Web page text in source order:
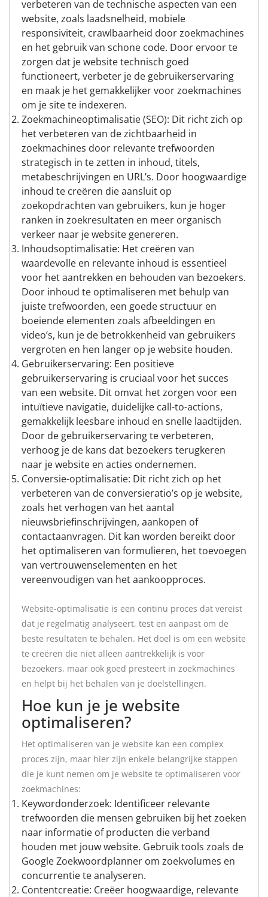
verbeteren van de technische aspecten van een
website, zoals laadsnelheid, mobiele
responsiviteit, crawlbaarheid door zoekmachines
en het gebruik van schone code. Door ervoor te
zorgen dat je website technisch goed
functioneert, verbeter je de gebruikerservaring
en maak je het gemakkelijker voor zoekmachines
om je site te indexeren.
Zoekmachineoptimalisatie (SEO): Dit richt zich op
het verbeteren van de zichtbaarheid in
zoekmachines door relevante trefwoorden
strategisch in te zetten in inhoud, titels,
metabeschrijvingen en URL’s. Door hoogwaardige
inhoud te creëren die aansluit op
zoekopdrachten van gebruikers, kun je hoger
ranken in zoekresultaten en meer organisch
verkeer naar je website genereren.
Inhoudsoptimalisatie: Het creëren van
waardevolle en relevante inhoud is essentieel
voor het aantrekken en behouden van bezoekers.
Door inhoud te optimaliseren met behulp van
juiste trefwoorden, een goede structuur en
boeiende elementen zoals afbeeldingen en
video’s, kun je de betrokkenheid van gebruikers
vergroten en hen langer op je website houden.
Gebruikerservaring: Een positieve
gebruikerservaring is cruciaal voor het succes
van een website. Dit omvat het zorgen voor een
intuïtieve navigatie, duidelijke call-to-actions,
gemakkelijk leesbare inhoud en snelle laadtijden.
Door de gebruikerservaring te verbeteren,
verhoog je de kans dat bezoekers terugkeren
naar je website en acties ondernemen.
Conversie-optimalisatie: Dit richt zich op het
verbeteren van de conversieratio’s op je website,
zoals het verhogen van het aantal
nieuwsbriefinschrijvingen, aankopen of
contactaanvragen. Dit kan worden bereikt door
het optimaliseren van formulieren, het toevoegen
van vertrouwenselementen en het
vereenvoudigen van het aankoopproces.
Website-optimalisatie is een continu proces dat vereist
dat je regelmatig analyseert, test en aanpast om de
beste resultaten te behalen. Het doel is om een website
te creëren die niet alleen aantrekkelijk is voor
bezoekers, maar ook goed presteert in zoekmachines
en helpt bij het behalen van je doelstellingen.
Hoe kun je je website
optimaliseren?
Het optimaliseren van je website kan een complex
proces zijn, maar hier zijn enkele belangrijke stappen
die je kunt nemen om je website te optimaliseren voor
zoekmachines:
Keywordonderzoek: Identificeer relevante
trefwoorden die mensen gebruiken bij het zoeken
naar informatie of producten die verband
houden met jouw website. Gebruik tools zoals de
Google Zoekwoordplanner om zoekvolumes en
concurrentie te analyseren.
Contentcreatie: Creëer hoogwaardige, relevante